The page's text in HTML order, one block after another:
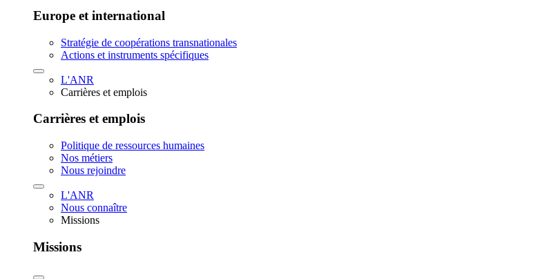
Europe et international
Stratégie de coopérations transnationales
Actions et instruments spécifiques
L'ANR
Carrières et emplois
Carrières et emplois
Politique de ressources humaines
Nos métiers
Nous rejoindre
L'ANR
Nous connaître
Missions
Missions